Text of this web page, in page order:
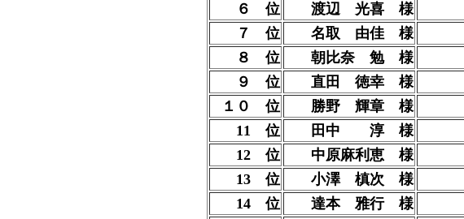
６ 位
渡辺 光喜 様
７ 位
名取 由佳 様
８ 位
朝比奈 勉 様
９ 位
直田 徳幸 様
１０ 位
勝野 輝章 様
11 位
田中 淳 様
12 位
中原麻利恵 様
13 位
小澤 槙次 様
14 位
達本 雅行 様